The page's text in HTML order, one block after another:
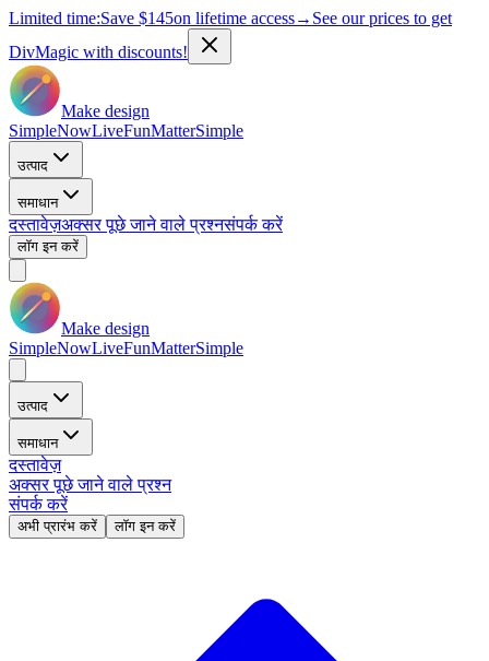
Limited time:Save $145on lifetime access→ See our prices to get
DivMagic with discounts!
Make design
SimpleNowLiveFunMatterSimple
उत्पाद
समाधान
दस्तावेज़अक्सर पूछे जाने वाले प्रश्नसंपर्क करें
लॉग इन करें
Make design
SimpleNowLiveFunMatterSimple
उत्पाद
समाधान
दस्तावेज़
अक्सर पूछे जाने वाले प्रश्न
संपर्क करें
अभी प्रारंभ करें लॉग इन करें